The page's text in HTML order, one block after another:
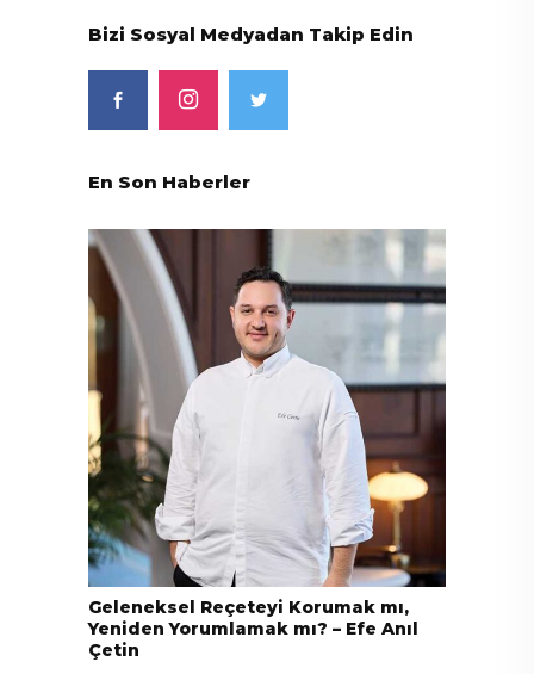
Bizi Sosyal Medyadan Takip Edin
En Son Haberler
Geleneksel Reçeteyi Korumak mı,
Yeniden Yorumlamak mı? – Efe Anıl
Çetin